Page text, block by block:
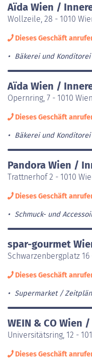
Aïda Wien /
Wollzeile, 28 - 1010
Dieses Geschäft
Bäkerei und Konditorei
Aïda Wien /
Opernring, 7 - 1010
Dieses Geschäft
Bäkerei und Konditorei
Pandora Wien /
Trattnerhof 2 - 1010
Dieses Geschäft
Schmuck- und
spar-gourmet
Schwarzenbergplatz
Dieses Geschäft
Supermarket
WEIN & CO Wien
Universitätsring, 12 -
Dieses Geschäft